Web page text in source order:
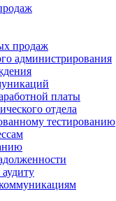
продаж
администрирования
платы
отдела
тестированию